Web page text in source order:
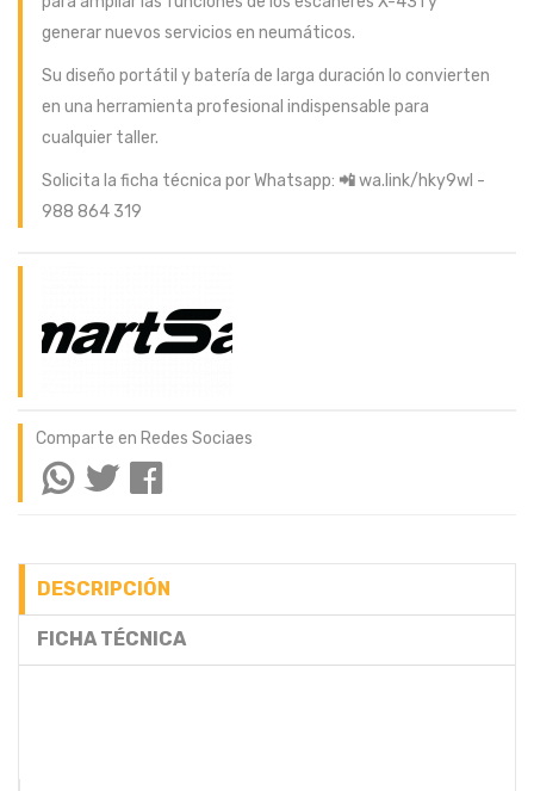
generar nuevos servicios en neumáticos.
Su diseño portátil y batería de larga duración lo convierten
en una herramienta profesional indispensable para
cualquier taller.
Solicita la ficha técnica por Whatsapp: 📲wa.link/hky9wl -
988 864 319
Comparte en Redes Sociaes
DESCRIPCIÓN
FICHA TÉCNICA